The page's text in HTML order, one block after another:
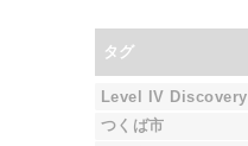
タグ
Level IV Discovery
つくば市